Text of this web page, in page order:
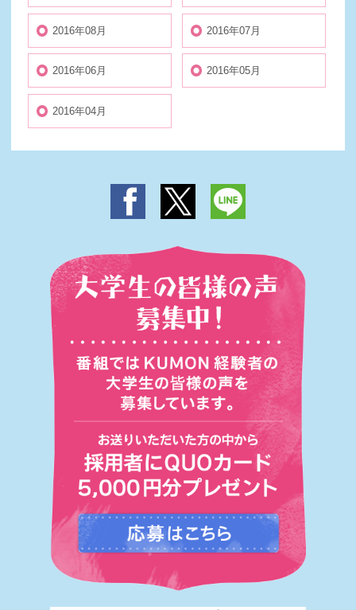
2016年08月 2016年07月
2016年06月 2016年05月
2016年04月